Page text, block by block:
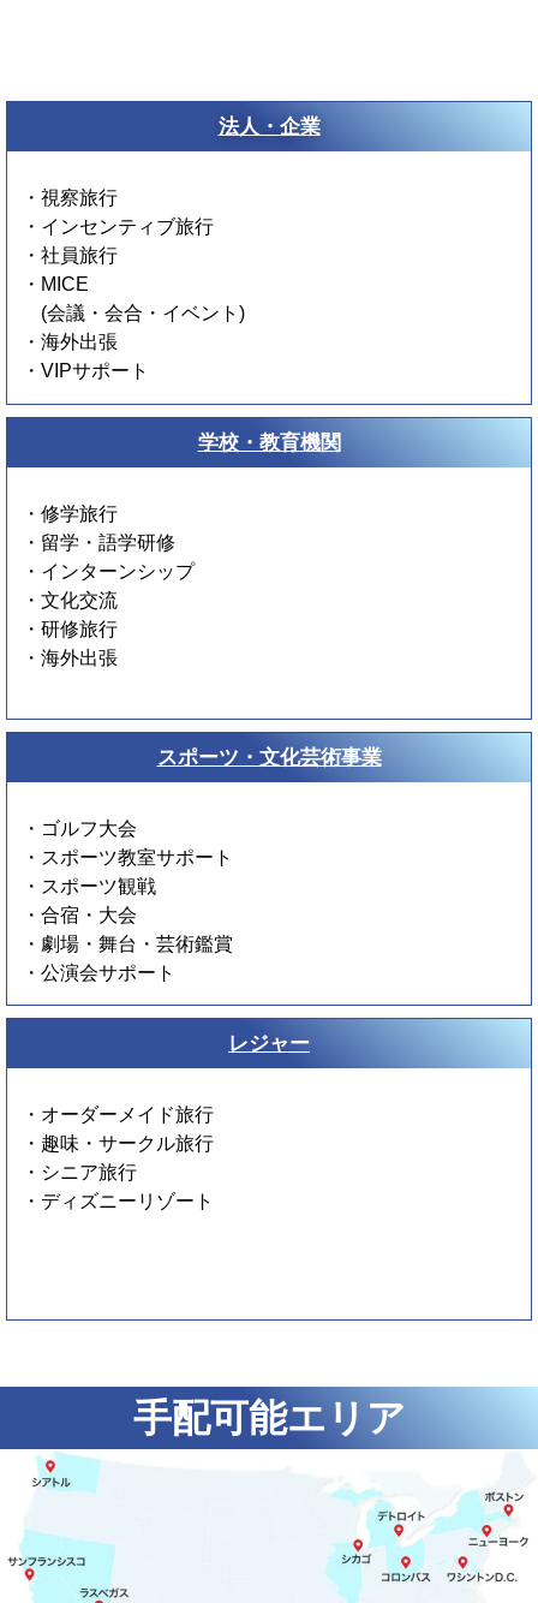
ランド手配
IACE TRAVEL はアメリカ全土の
国内各地の訪米旅行手配を承って
現地に精通した専門スタッフが、
ご要望に応じた 最適なプランをご
提案いたします。
法人・企業
・視察旅行
・インセンティブ旅行
・社員旅行
・MICE
(会議・会合・イベント)
・海外出張
・VIPサポート
学校・教育機関
・修学旅行
・留学・語学研修
・インターンシップ
・文化交流
・研修旅行
・海外出張
スポーツ・文化芸術事業
・ゴルフ大会
・スポーツ教室サポート
・スポーツ観戦
・合宿・大会
・劇場・舞台・芸術鑑賞
・公演会サポート
レジャー
・オーダーメイド旅行
・趣味・サークル旅行
・シニア旅行
・ディズニーリゾート
手配可能エリア